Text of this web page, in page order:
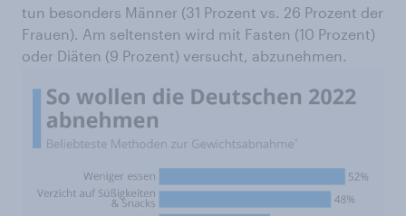
tun besonders Männer (31 Prozent vs. 26 Prozent der
Frauen). Am seltensten wird mit Fasten (10 Prozent)
oder Diäten (9 Prozent) versucht, abzunehmen.